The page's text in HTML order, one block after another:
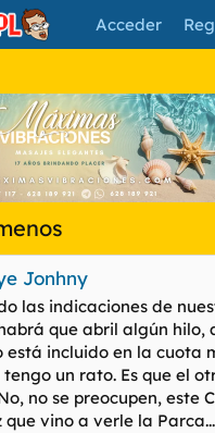
Acceder
Jonhny
las indicaciones de
que abril algún hilo,
está incluido en la cuota
un rato. Es que el
no se preocupen, este
que vino a verle la Parca...